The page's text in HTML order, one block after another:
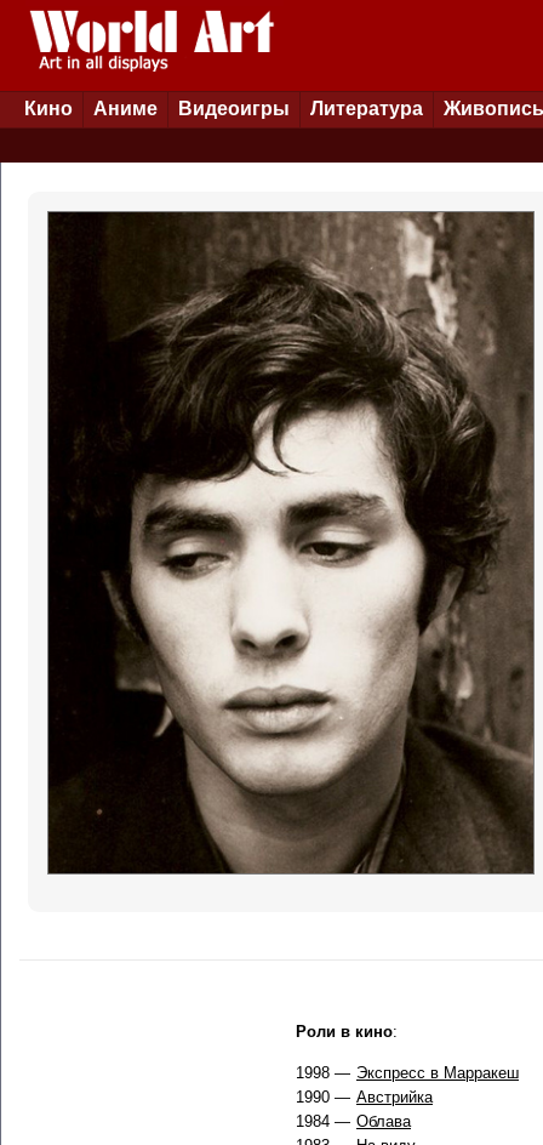
Кино Аниме Видеоигры Литература Живопись
Роли в кино:
1998 — Экспресс в Марракеш
1990 — Австрийка
1984 — Облава